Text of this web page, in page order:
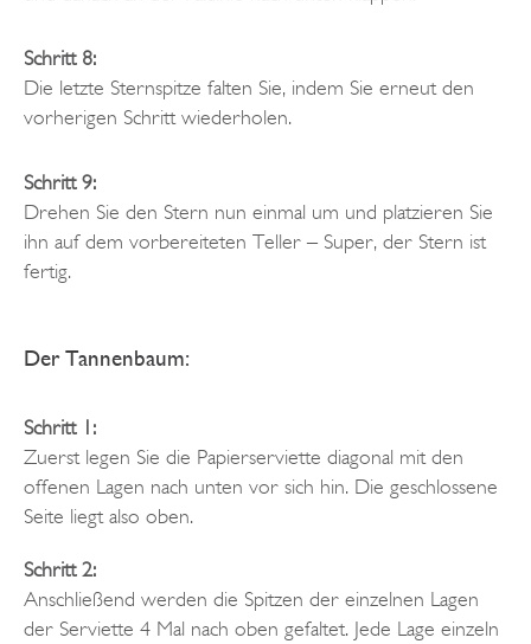
Schritt 8:
Die letzte Sternspitze falten Sie, indem Sie erneut den
vorherigen Schritt wiederholen.
Schritt 9:
Drehen Sie den Stern nun einmal um und platzieren Sie
ihn auf dem vorbereiteten Teller – Super, der Stern ist
fertig.
Der Tannenbaum:
Schritt 1:
Zuerst legen Sie die Papierserviette diagonal mit den
offenen Lagen nach unten vor sich hin. Die geschlossene
Seite liegt also oben.
Schritt 2:
Anschließend werden die Spitzen der einzelnen Lagen
der Serviette 4 Mal nach oben gefaltet. Jede Lage einzeln